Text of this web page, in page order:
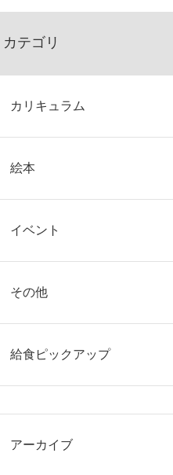
カテゴリ
カリキュラム
絵本
イベント
その他
給食ピックアップ
アーカイブ